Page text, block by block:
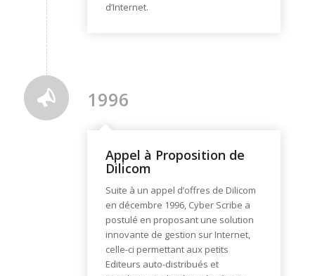
d’Internet.
1996
Appel à Proposition de
Dilicom
Suite à un appel d’offres de Dilicom
en décembre 1996, Cyber Scribe a
postulé en proposant une solution
innovante de gestion sur Internet,
celle-ci permettant aux petits
Editeurs auto-distribués et